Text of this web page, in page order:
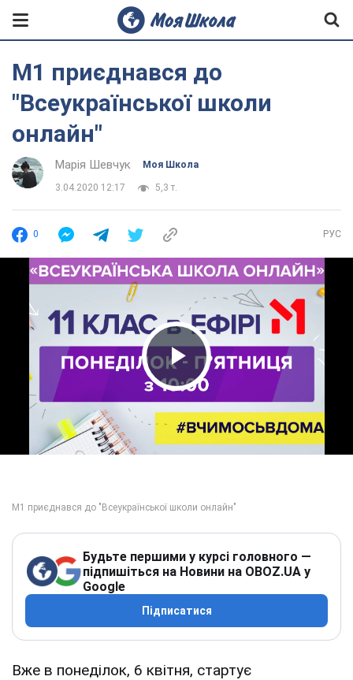
М1 приєднався до
"Всеукраїнської школи
онлайн"
Марія Шевчук Моя Школа
3.04.2020 12:17 5,3 т.
0 РУС
Play Video
Будьте першими у курсі головного —
підпишіться на Новини на OBOZ.UA у
Google
Підписатися
Вже в понеділок, 6 квітня, стартує